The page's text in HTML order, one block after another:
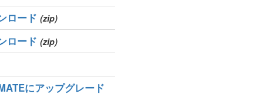
ロード (zip)
ロード (zip)
にアップグレード